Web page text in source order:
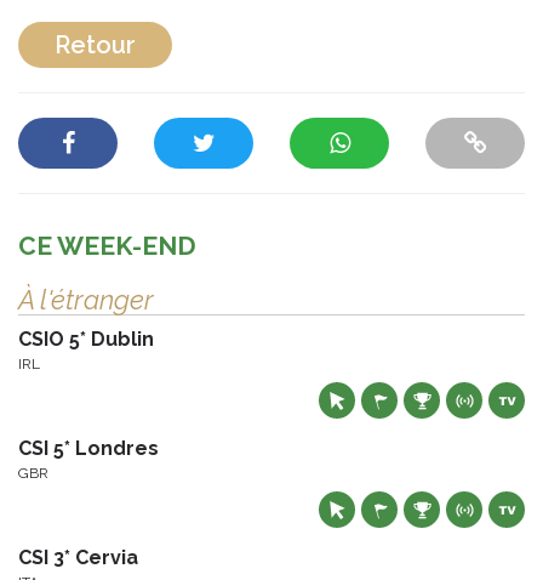
Retour
CE WEEK-END
À l'étranger
CSIO 5* Dublin
IRL
CSI 5* Londres
GBR
CSI 3* Cervia